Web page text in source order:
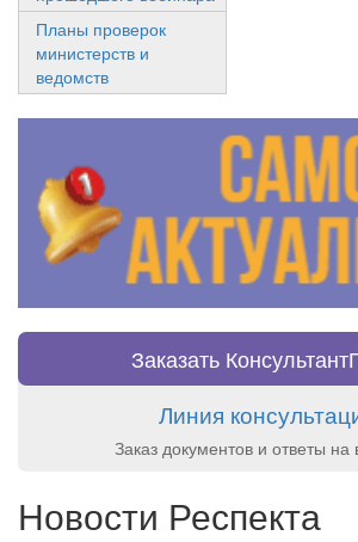
Планы проверок
министерств и
ведомств
Заказать
Линия
Заказ документов и ответы на
Новости Респекта